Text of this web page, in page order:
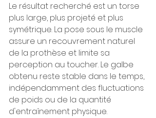
Le résultat recherché est un torse
plus large, plus projeté et plus
symétrique. La pose sous le muscle
assure un recouvrement naturel
de la prothèse et limite sa
perception au toucher. Le galbe
obtenu reste stable dans le temps,
indépendamment des fluctuations
de poids ou de la quantité
d'entraînement physique.